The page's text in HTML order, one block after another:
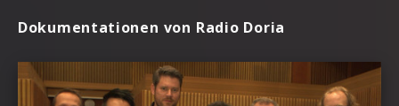
Dokumentationen von Radio Doria